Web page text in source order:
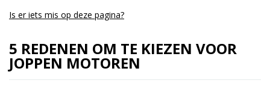
Is er iets mis op deze pagina?
5 REDENEN OM TE KIEZEN VOOR
JOPPEN MOTOREN